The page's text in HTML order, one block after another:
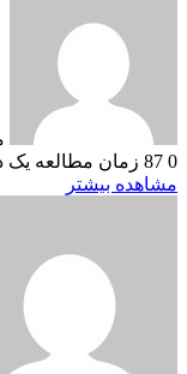
0
زمان مطالعه یک
مشاهده بیشتر